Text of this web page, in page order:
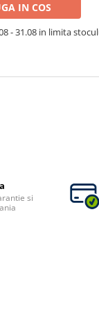
IN COS
- 31.08 in limita
si